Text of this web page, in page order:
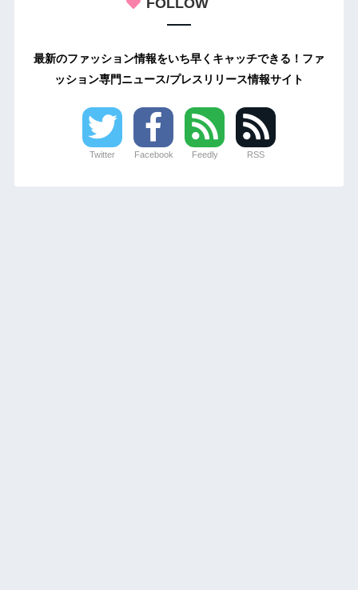
最新のファッション情報をいち早くキャッチできる！ファ
ッション専門ニュース/プレスリリース情報サイト
Twitter Facebook Feedly RSS